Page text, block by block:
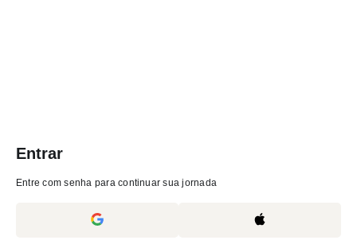
Entrar
Entre com senha para continuar sua jornada